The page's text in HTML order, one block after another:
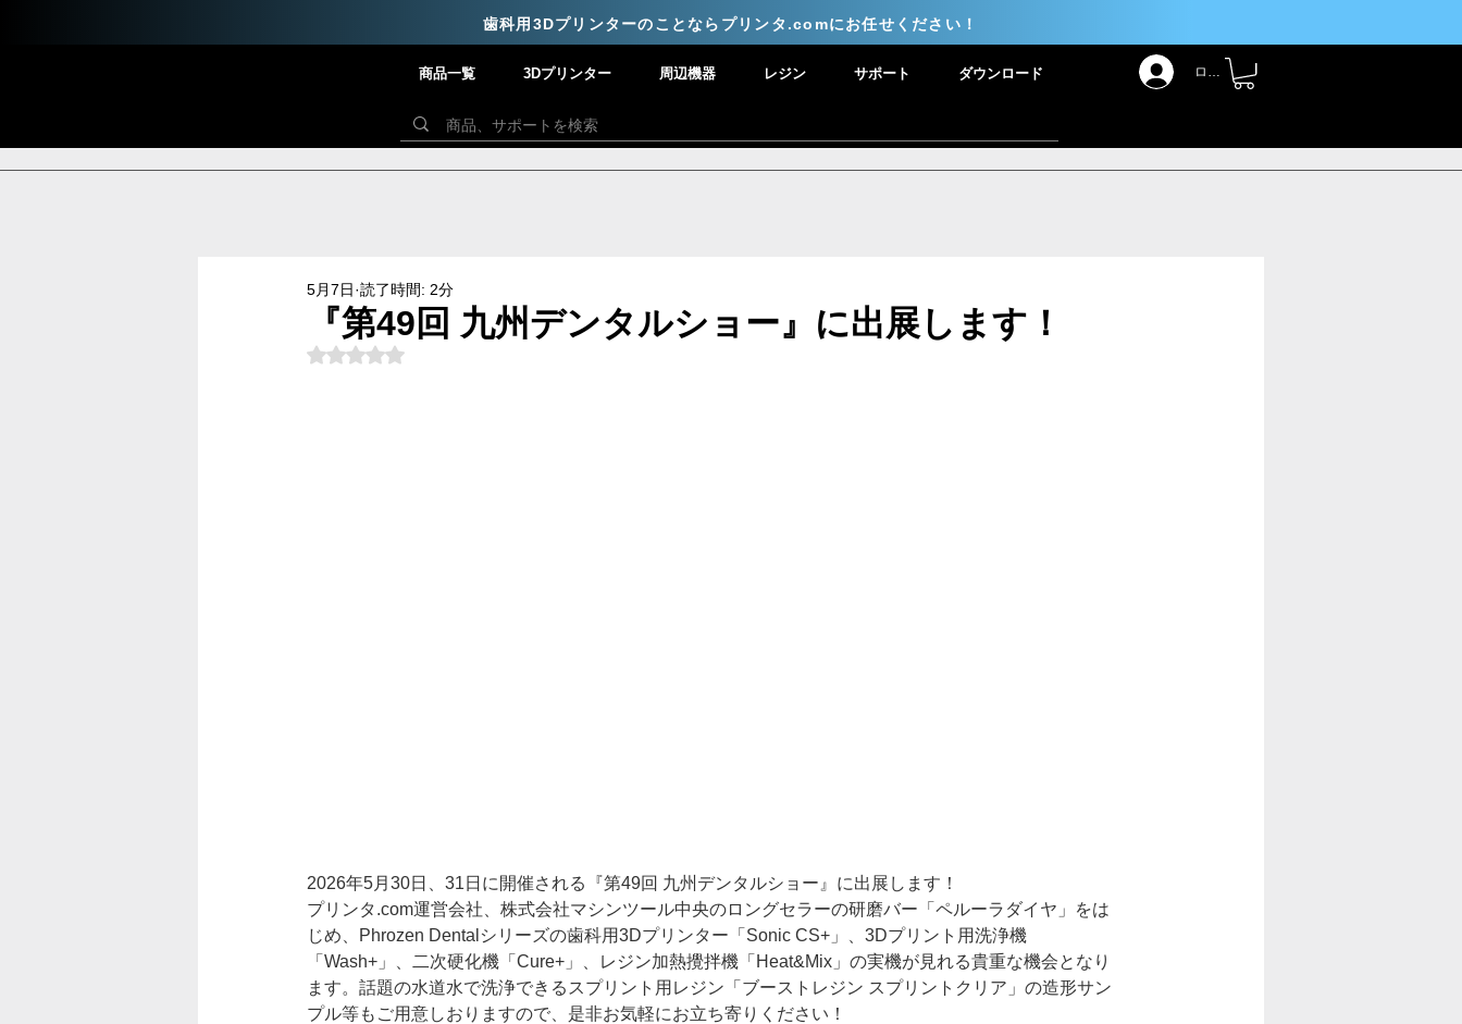
歯科用3Dプリンターのことならプリンタ.comにお任せください！
商品一覧 3Dプリンター 周辺機器 レジン サポート ダウンロード ログイン
『第49回 九州デンタルショー』に出展します！
5月7日 読了時間: 2分
5つ星のうちNaNと評価されています。
2026年5月30日、31日に開催される『第49回 九州デンタルショー』に出展します！
プリンタ.com運営会社、株式会社マシンツール中央のロングセラーの研磨バー「ペルーラダイヤ」をは
じめ、Phrozen Dentalシリーズの歯科用3Dプリンター「Sonic CS+」、3Dプリント用洗浄機
「Wash+」、二次硬化機「Cure+」、レジン加熱攪拌機「Heat&Mix」の実機が見れる貴重な機会となり
ます。話題の水道水で洗浄できるスプリント用レジン「ブーストレジン スプリントクリア」の造形サン
プル等もご用意しおりますので、是非お気軽にお立ち寄りください！